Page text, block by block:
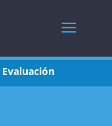
Evaluación